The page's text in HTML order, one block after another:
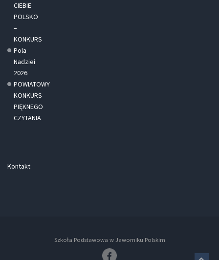
CIEBIE
POLSKO
–
KONKURS
Pola
Nadziei
2026
POWIATOWY
KONKURS
PIĘKNEGO
CZYTANIA
Kontakt
Szkoła Podstawowa w Jaworniku Polskim